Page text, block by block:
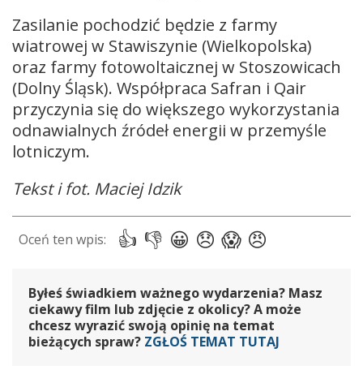
Zasilanie pochodzić będzie z farmy
wiatrowej w Stawiszynie (Wielkopolska)
oraz farmy fotowoltaicznej w Stoszowicach
(Dolny Śląsk). Współpraca Safran i Qair
przyczynia się do większego wykorzystania
odnawialnych źródeł energii w przemyśle
lotniczym.
Tekst i fot. Maciej Idzik
Byłeś świadkiem ważnego wydarzenia? Masz
ciekawy film lub zdjęcie z okolicy? A może
chcesz wyrazić swoją opinię na temat
bieżących spraw? ZGŁOŚ TEMAT TUTAJ